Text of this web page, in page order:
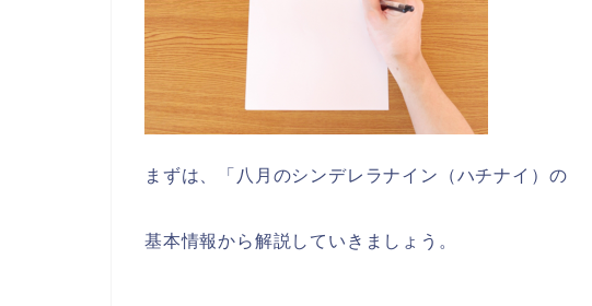
まずは、「八月のシンデレラナイン（ハチナイ）の
基本情報から解説していきましょう。